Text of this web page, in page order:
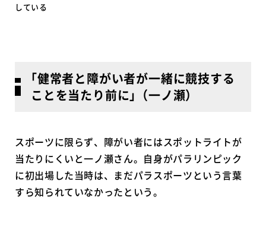
している
｢健常者と障がい者が一緒に競技する
ことを当たり前に｣（一ノ瀬）
スポーツに限らず、障がい者にはスポットライトが
当たりにくいと一ノ瀬さん。自身がパラリンピック
に初出場した当時は、まだパラスポーツという言葉
すら知られていなかったという。